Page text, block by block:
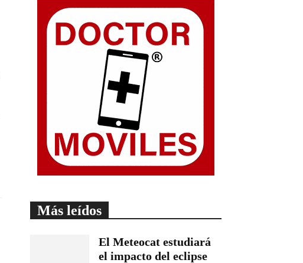
Más leídos
El Meteocat estudiará
el impacto del eclipse